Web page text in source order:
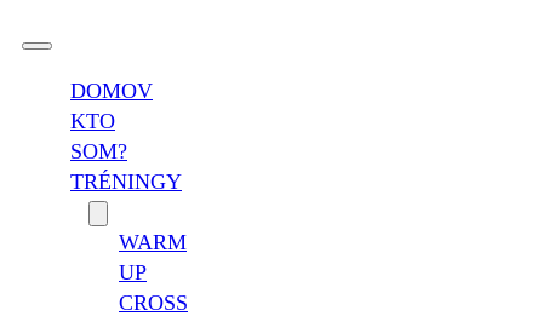
DOMOV
KTO
SOM?
TRÉNINGY
WARM
UP
CROSS